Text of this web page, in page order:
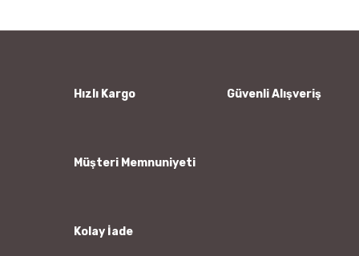
Ürün bilgilerinde hatalar bulunuyor.
Hızlı Kargo Güvenli Alışveriş
Müşteri Memnuniyeti
Kolay İade